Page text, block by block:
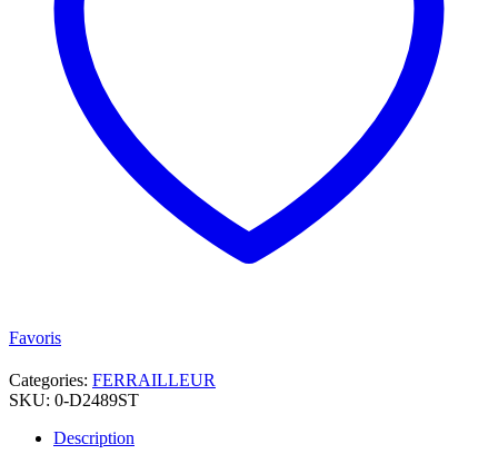
Favoris
Categories: FERRAILLEUR
SKU: 0-D2489ST
Description